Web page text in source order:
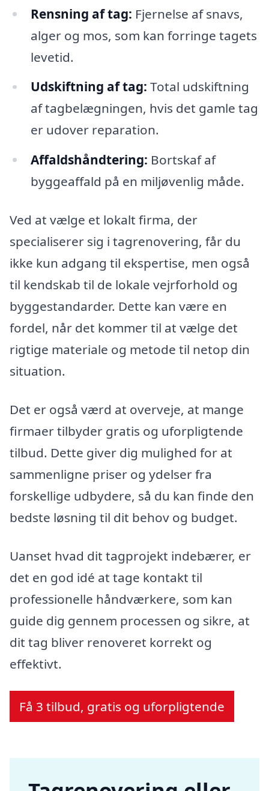
Rensning af tag: Fjernelse af snavs,
alger og mos, som kan forringe tagets
levetid.
Udskiftning af tag: Total udskiftning
af tagbelægningen, hvis det gamle tag
er udover reparation.
Affaldshåndtering: Bortskaf af
byggeaffald på en miljøvenlig måde.
Ved at vælge et lokalt firma, der
specialiserer sig i tagrenovering, får du
ikke kun adgang til ekspertise, men også
til kendskab til de lokale vejrforhold og
byggestandarder. Dette kan være en
fordel, når det kommer til at vælge det
rigtige materiale og metode til netop din
situation.
Det er også værd at overveje, at mange
firmaer tilbyder gratis og uforpligtende
tilbud. Dette giver dig mulighed for at
sammenligne priser og ydelser fra
forskellige udbydere, så du kan finde den
bedste løsning til dit behov og budget.
Uanset hvad dit tagprojekt indebærer, er
det en god idé at tage kontakt til
professionelle håndværkere, som kan
guide dig gennem processen og sikre, at
dit tag bliver renoveret korrekt og
effektivt.
Få 3 tilbud, gratis og uforpligtende